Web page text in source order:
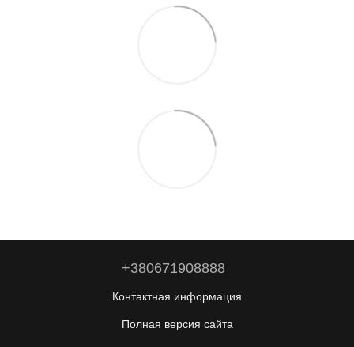
+380671908888
Контактная информация
Полная версия сайта